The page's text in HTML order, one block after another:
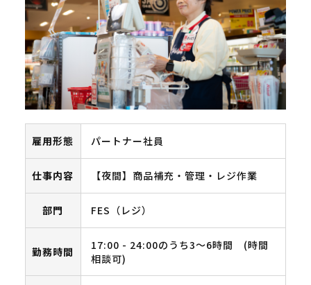
雇用形態 パートナー社員
仕事内容 【夜間】商品補充・管理・レジ作業
部門 FES（レジ）
勤務時間
17:00 - 24:00のうち3～6時間 (時間
相談可)